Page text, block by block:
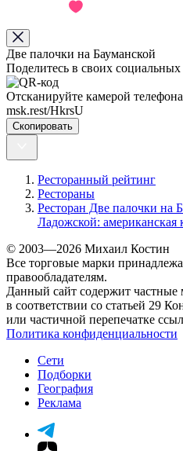
Две палочки на Бауманской
Поделитесь в своих социальных
Отсканируйте камерой телефона
msk.rest/HkrsU
Скопировать
Ресторанный рейтинг
Рестораны
Ресторан Две палочки на
Ладожской: американская
© 2003—2026 Михаил Костин
Все торговые марки
правообладателям.
Данный сайт содержит
в соответствии со статьей 29
или частичной перепечатке
Политика конфиденциальности
Сети
Подборки
География
Реклама